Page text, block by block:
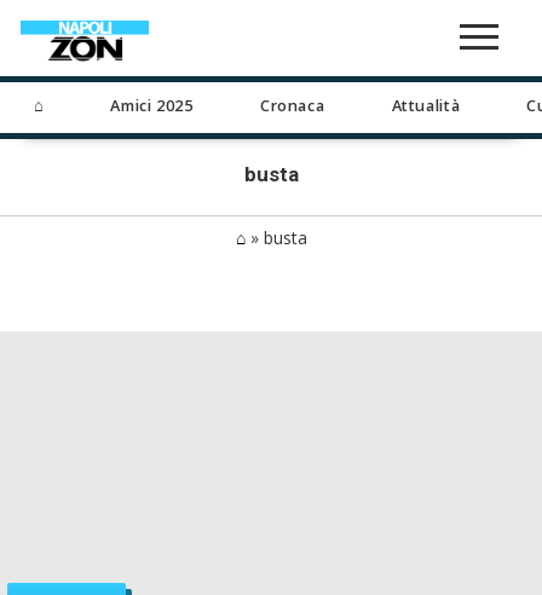
⌂ Amici 2025 Cronaca Attualità
busta
⌂» busta